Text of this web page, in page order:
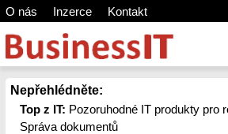
O nás Inzerce Kontakt
Nepřehlédněte:
Top z IT: Pozoruhodné IT produkty pro
Správa dokumentů